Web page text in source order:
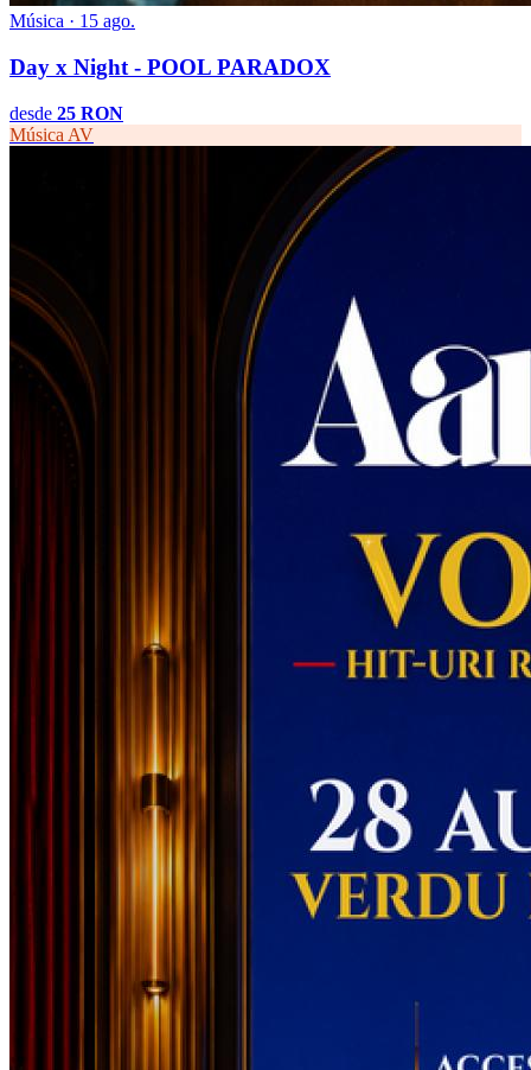
Música · 15 ago.
Day x Night - POOL PARADOX
desde 25 RON
Música AV